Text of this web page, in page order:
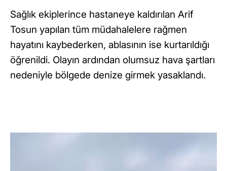
Sağlık ekiplerince hastaneye kaldırılan Arif
Tosun yapılan tüm müdahalelere rağmen
hayatını kaybederken, ablasının ise kurtarıldığı
öğrenildi. Olayın ardından olumsuz hava şartları
nedeniyle bölgede denize girmek yasaklandı.